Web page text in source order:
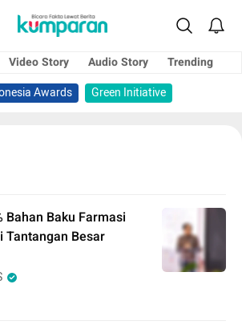
Video Story Audio Story
Trending
Awards
Green Initiative
Bahan Baku Farmasi
Tantangan Besar